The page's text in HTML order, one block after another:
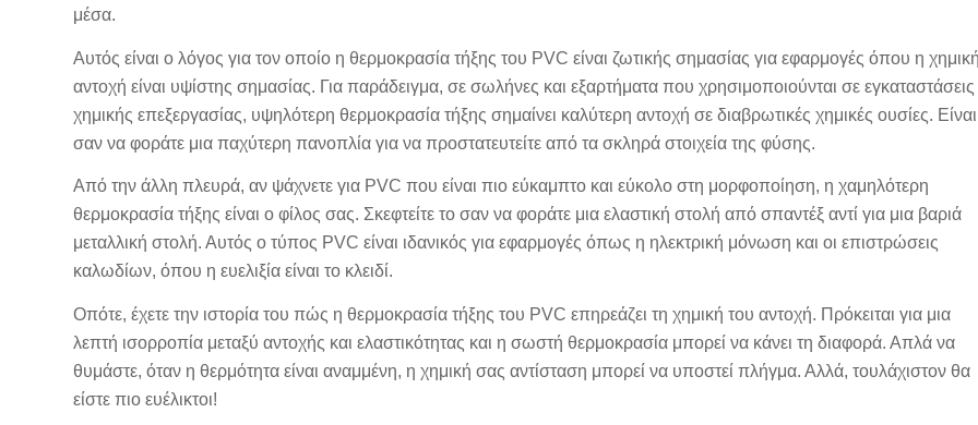
μέσα.
Αυτός είναι ο λόγος για τον οποίο η θερμοκρασία τήξης του PVC είναι ζωτικής σημασίας για εφαρμογές όπου η
αντοχή είναι υψίστης σημασίας. Για παράδειγμα, σε σωλήνες και εξαρτήματα που χρησιμοποιούνται σε εγκαταστάσεις
χημικής επεξεργασίας, υψηλότερη θερμοκρασία τήξης σημαίνει καλύτερη αντοχή σε διαβρωτικές χημικές ουσίες. Είναι
σαν να φοράτε μια παχύτερη πανοπλία για να προστατευτείτε από τα σκληρά στοιχεία της φύσης.
Από την άλλη πλευρά, αν ψάχνετε για PVC που είναι πιο εύκαμπτο και εύκολο στη μορφοποίηση, η χαμηλότερη
θερμοκρασία τήξης είναι ο φίλος σας. Σκεφτείτε το σαν να φοράτε μια ελαστική στολή από σπαντέξ αντί για μια βαριά
μεταλλική στολή. Αυτός ο τύπος PVC είναι ιδανικός για εφαρμογές όπως η ηλεκτρική μόνωση και οι επιστρώσεις
καλωδίων, όπου η ευελιξία είναι το κλειδί.
Οπότε, έχετε την ιστορία του πώς η θερμοκρασία τήξης του PVC επηρεάζει τη χημική του αντοχή. Πρόκειται για μια
λεπτή ισορροπία μεταξύ αντοχής και ελαστικότητας και η σωστή θερμοκρασία μπορεί να κάνει τη διαφορά. Απλά να
θυμάστε, όταν η θερμότητα είναι αναμμένη, η χημική σας αντίσταση μπορεί να υποστεί πλήγμα. Αλλά, τουλάχιστον θα
είστε πιο ευέλικτοι!